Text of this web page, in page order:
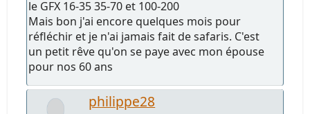
le GFX 16-35 35-70 et 100-200
Mais bon j'ai encore quelques mois pour
réfléchir et je n'ai jamais fait de safaris. C'est
un petit rêve qu'on se paye avec mon épouse
pour nos 60 ans
philippe28